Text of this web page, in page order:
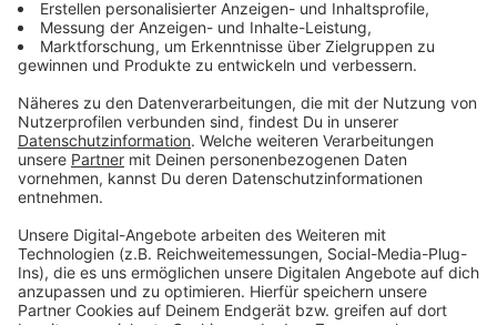
Drittanbieters, um Videoinhalte
einzubetten. Dieser Service kann
Daten zu Ihren Aktivitäten
sammeln. Bitte lesen Sie die
Details durch und stimmen Sie der
Nutzung des Service zu, um dieses
Video anzusehen.
Akzeptieren
powered byUsercentrics Consent
Gloria und ihr neues Leben: Einfach nur glücklich sein
oder gibt es doch ein dunkles Geheimnis?
Anzeige